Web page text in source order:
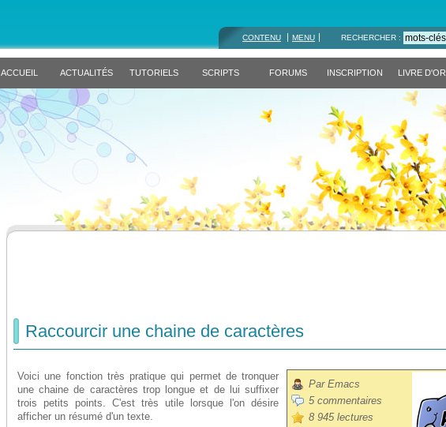
CONTENU MENU RECHERCHER :
ACCUEIL ACTUALITÉS TUTORIELS SCRIPTS FORUMS INSCRIPTION LIVRE D'OR
Raccourcir une chaine de caractères
Par Emacs
5 commentaires
8 945 lectures
Voici une fonction très pratique qui permet de tronquer
une chaine de caractères trop longue et de lui suffixer
trois petits points. C'est très utile lorsque l'on désire
afficher un résumé d'un texte.